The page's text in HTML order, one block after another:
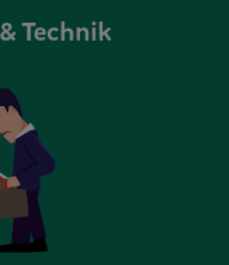
von scoyo.
Technik